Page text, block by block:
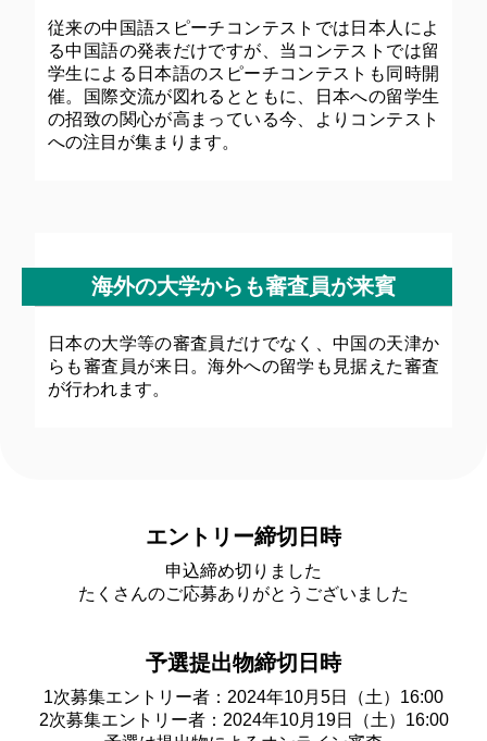
従来の中国語スピーチコンテストでは日本人によ
る中国語の発表だけですが、当コンテストでは留
学生による日本語のスピーチコンテストも同時開
催。国際交流が図れるとともに、日本への留学生
の招致の関心が高まっている今、よりコンテスト
への注目が集まります。
海外の大学からも審査員が来賓
日本の大学等の審査員だけでなく、中国の天津か
らも審査員が来日。海外への留学も見据えた審査
が行われます。
エントリー締切日時
申込締め切りました
たくさんのご応募ありがとうございました
予選提出物締切日時
1次募集エントリー者：2024年10月5日（土）16:00
2次募集エントリー者：2024年10月19日（土）16:00